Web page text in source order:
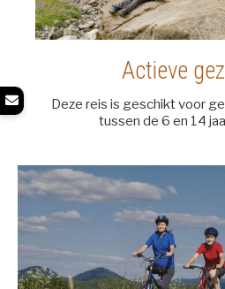
Actieve
Deze reis is geschikt voor
tussen de 6 en 14